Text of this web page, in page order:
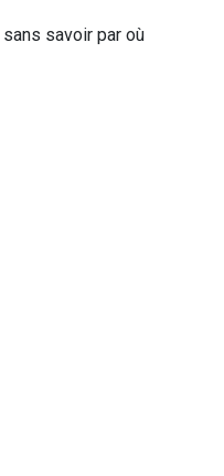
savoir par où